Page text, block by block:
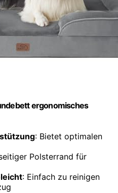
ergonomisches
: Bietet optimalen
Polsterrand für
: Einfach zu reinigen